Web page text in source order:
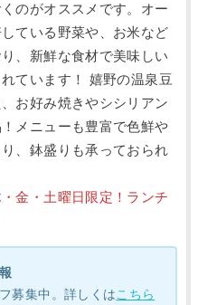
のがオススメです。オー
ている野菜や、お米など
、新鮮な食材で美味しい
ています！ 嬉野の温泉豆
お好み焼きやシシリアン
メニューも豊富で色鮮や
、鉢盛りも承っておられ
金・土曜日限定！ランチ
募集中。詳しくはこちら